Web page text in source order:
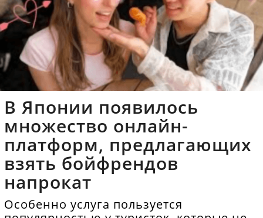
В Японии появилось
множество онлайн-
платформ, предлагающих
взять бойфрендов
напрокат
Особенно услуга пользуется